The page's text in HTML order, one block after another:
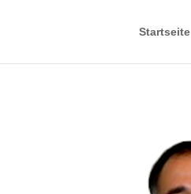
Startseite